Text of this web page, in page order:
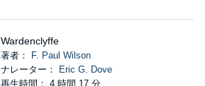
Wardenclyffe
著者：
F. Paul Wilson
ナレーター：
Eric G. Dove
再生時間： 4 時間 17 分